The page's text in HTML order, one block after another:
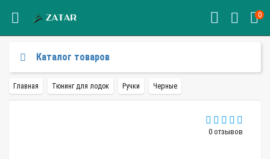
0
Каталог товаров
Главная Тюнинг для лодок Ручки Черные
0 отзывов